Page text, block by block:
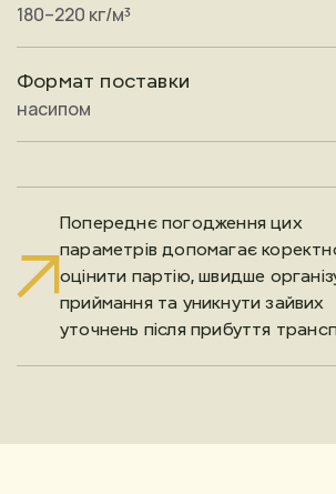
180–220 кг/м³
Формат поставки
насипом
Попереднє погодження цих
параметрів допомагає
оцінити партію, швидше
приймання та уникнути зайвих
уточнень після прибуття